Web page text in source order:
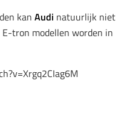
kan Audi natuurlijk niet
tron modellen worden in